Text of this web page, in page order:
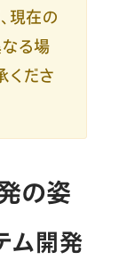
現在の
る場
くださ
の姿
ム開発